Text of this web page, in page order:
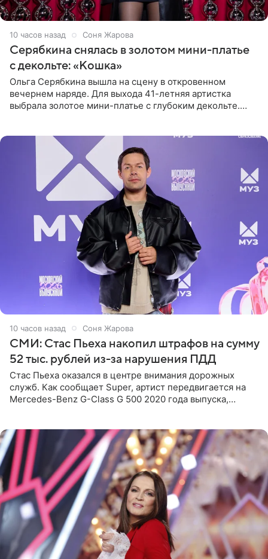
10 часов назад Соня Жарова
Серябкина снялась в золотом мини-платье
с декольте: «Кошка»
Ольга Серябкина вышла на сцену в откровенном
вечернем наряде. Для выхода 41-летняя артистка
выбрала золотое мини-платье с глубоким декольте.
10 часов назад Соня Жарова
СМИ: Стас Пьеха накопил штрафов на сумму
52 тыс. рублей из-за нарушения ПДД
Стас Пьеха оказался в центре внимания дорожных
служб. Как сообщает Super, артист передвигается на
Mercedes-Benz G-Class G 500 2020 года выпуска,